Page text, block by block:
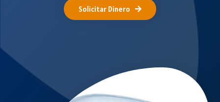
Solicitar Dinero